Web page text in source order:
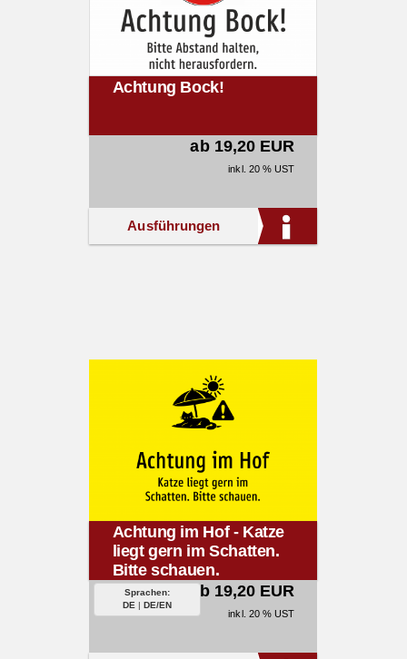
Achtung Bock!
ab 19,20 EUR
inkl. 20 % UST
Ausführungen
Achtung im Hof - Katze
liegt gern im Schatten.
Bitte schauen.
Sprachen:
DE | DE/EN
ab 19,20 EUR
inkl. 20 % UST